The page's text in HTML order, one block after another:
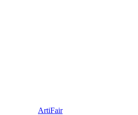
ArtiFair